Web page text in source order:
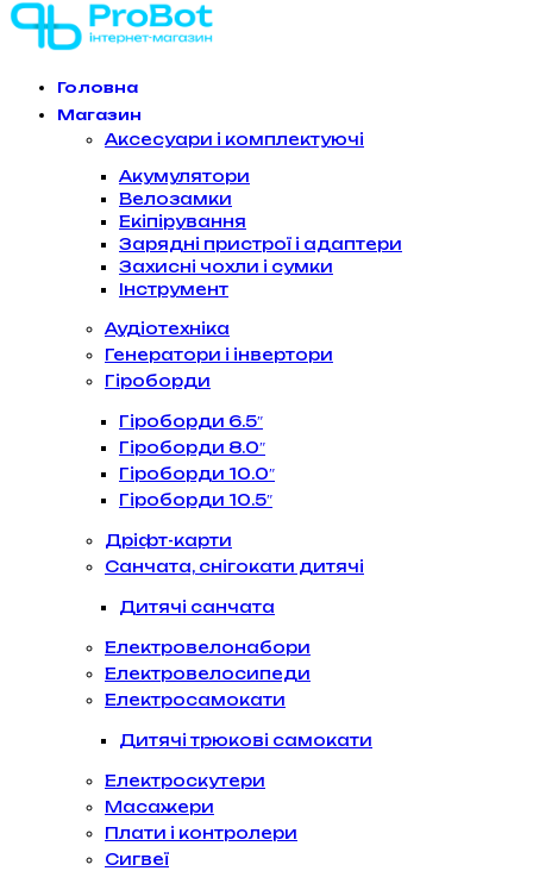
Головна
Магазин
Аксесуари і комплектуючі
Акумулятори
Велозамки
Екіпірування
Зарядні пристрої і адаптери
Захисні чохли і сумки
Інструмент
Аудіотехніка
Генератори і інвертори
Гіроборди
Гіроборди 6.5″
Гіроборди 8.0″
Гіроборди 10.0″
Гіроборди 10.5″
Дріфт-карти
Санчата, снігокати дитячі
Дитячі санчата
Електровелонабори
Електровелосипеди
Електросамокати
Дитячі трюкові самокати
Електроскутери
Масажери
Плати і контролери
Сигвеї